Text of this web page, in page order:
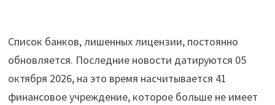
Список банков, лишенных лицензии, постоянно
обновляется. Последние новости датируются 05
октября 2026, на это время насчитывается 41
финансовое учреждение, которое больше не имеет